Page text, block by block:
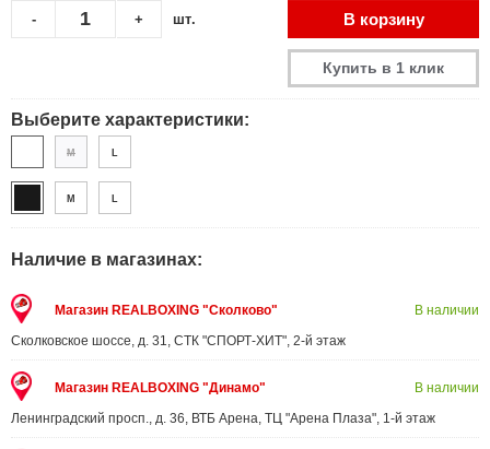
+
- шт. В корзину
Купить в 1 клик
Выберите характеристики:
M L
M L
Наличие в магазинах:
Магазин REALBOXING "Сколково"
Сколковское шоссе, д. 31, СТК "СПОРТ-ХИТ", 2-й этаж
В наличии
Магазин REALBOXING "Динамо"
Ленинградский просп., д. 36, ВТБ Арена, ТЦ "Арена Плаза", 1-й этаж
В наличии